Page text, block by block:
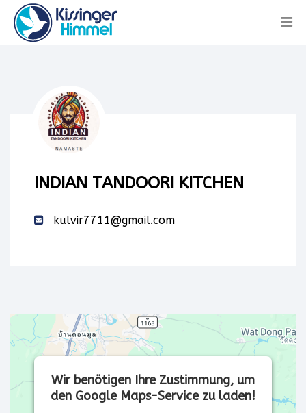
INDIAN TANDOORI KITCHEN
kulvir7711@gmail.com
Wir benötigen Ihre Zustimmung, um
den Google Maps-Service zu laden!